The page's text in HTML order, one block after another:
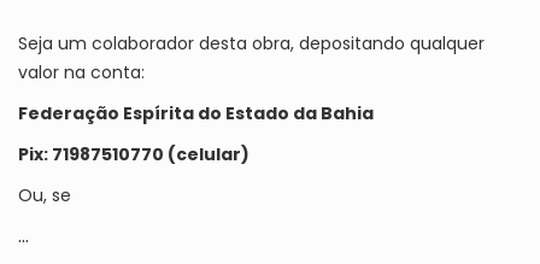
Seja um colaborador desta obra, depositando qualquer
valor na conta:
Federação Espírita do Estado da Bahia
Pix: 71987510770 (celular)
Ou, se
...